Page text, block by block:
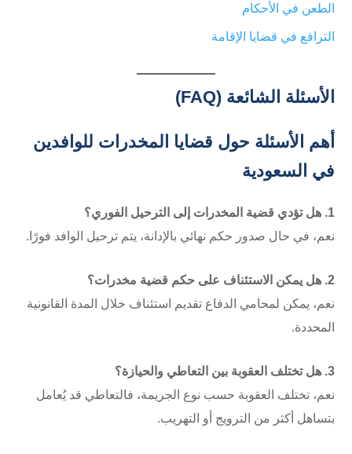
الطعن في الأحكام
الترافع في قضايا الإقامة
الأسئلة الشائعة (FAQ)
أهم الأسئلة حول قضايا المخدرات للوافدين
في السعودية
1. هل تؤدي قضية المخدرات إلى الترحيل الفوري؟
نعم، في حال صدور حكم نهائي بالإدانة، يتم ترحيل الوافد فورًا.
2. هل يمكن الاستئناف على حكم قضية مخدرات؟
نعم، يمكن لمحامي الدفاع تقديم استئناف خلال المدة القانونية
المحددة.
3. هل تختلف العقوبة بين التعاطي والحيازة؟
نعم، تختلف العقوبة حسب نوع الجريمة، فالتعاطي قد يُعامل
بتساهل أكثر من الترويج أو التهريب.